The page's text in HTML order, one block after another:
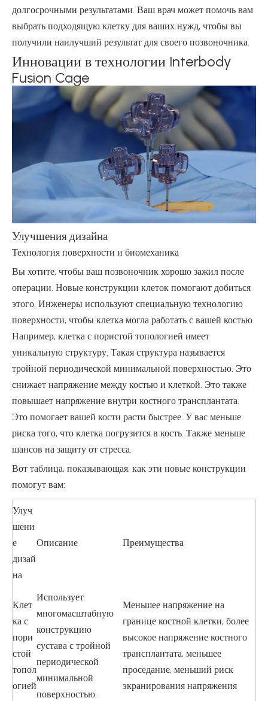
долгосрочными результатами. Ваш врач может помочь вам
выбрать подходящую клетку для ваших нужд, чтобы вы
получили наилучший результат для своего позвоночника.
Инновации в технологии Interbody
Fusion Cage
Улучшения дизайна
Технология поверхности и биомеханика
Вы хотите, чтобы ваш позвоночник хорошо зажил после
операции. Новые конструкции клеток помогают добиться
этого. Инженеры используют специальную технологию
поверхности, чтобы клетка могла работать с вашей костью.
Например, клетка с пористой топологией имеет
уникальную структуру. Такая структура называется
тройной периодической минимальной поверхностью. Это
снижает напряжение между костью и клеткой. Это также
повышает напряжение внутри костного трансплантата.
Это помогает вашей кости расти быстрее. У вас меньше
риска того, что клетка погрузится в кость. Также меньше
шансов на защиту от стресса.
Вот таблица, показывающая, как эти новые конструкции
помогут вам:
Улуч
шени
е
дизай
на
Описание Преимущества
Клет
ка с
пори
стой
топол
огией
Использует
многомасштабную
конструкцию
сустава с тройной
периодической
минимальной
поверхностью.
Меньшее напряжение на
границе костной клетки, более
высокое напряжение костного
трансплантата, меньшее
проседание, меньший риск
экранирования напряжения